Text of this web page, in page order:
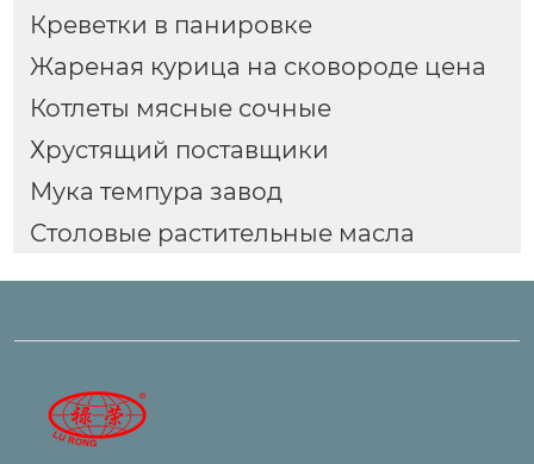
Креветки в панировке
Жареная курица на сковороде цена
Котлеты мясные сочные
Хрустящий поставщики
Мука темпура завод
Столовые растительные масла